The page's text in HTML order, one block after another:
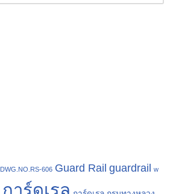
DWG.NO.RS-606 Guard Rail guardrail w
การ์ดเรล